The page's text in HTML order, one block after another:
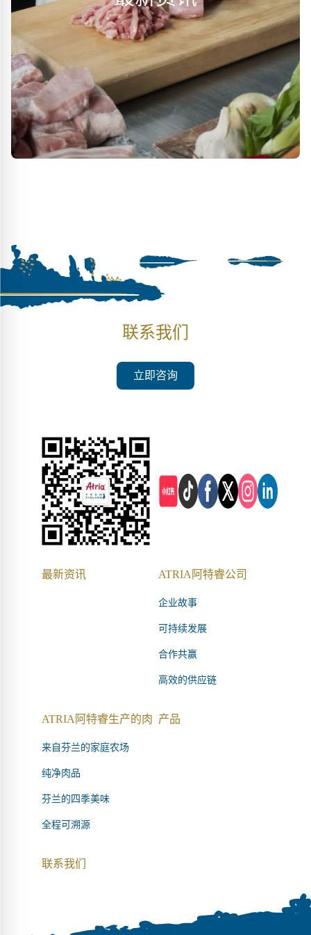
联系我们
立即咨询
最新资讯 ATRIA阿特睿公司
企业故事
可持续发展
合作共赢
高效的供应链
ATRIA阿特睿生产的肉
来自芬兰的家庭农场
纯净肉品
芬兰的四季美味
全程可溯源
产品
联系我们